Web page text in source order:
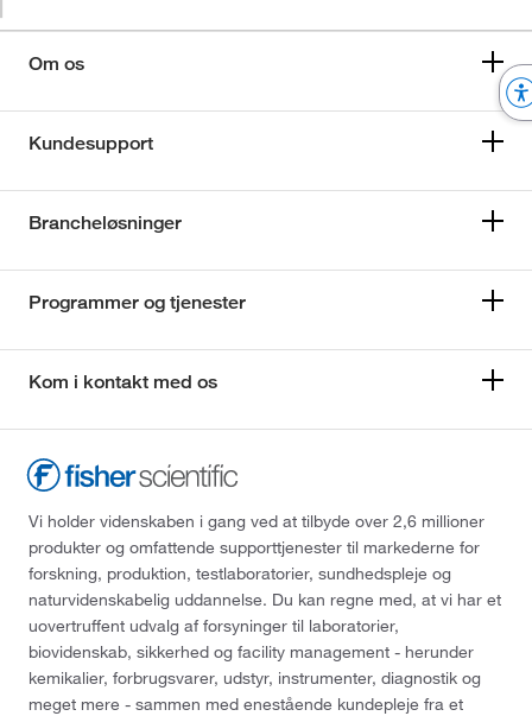
Om os
Kundesupport
Brancheløsninger
Programmer og tjenester
Kom i kontakt med os
Vi holder videnskaben i gang ved at tilbyde over 2,6 millioner
produkter og omfattende supporttjenester til markederne for
forskning, produktion, testlaboratorier, sundhedspleje og
naturvidenskabelig uddannelse. Du kan regne med, at vi har et
uovertruffent udvalg af forsyninger til laboratorier,
biovidenskab, sikkerhed og facility management - herunder
kemikalier, forbrugsvarer, udstyr, instrumenter, diagnostik og
meget mere - sammen med enestående kundepleje fra et